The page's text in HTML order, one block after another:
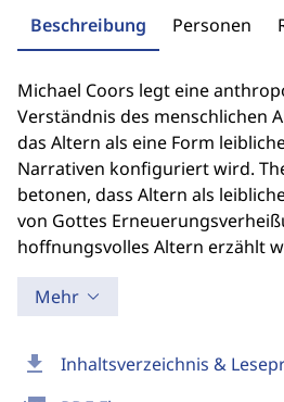
download Inhaltsverzeichnis &
Beschreibung Personen
Michael Coors legt eine
Verständnis des menschlichen
das Altern als eine Form
Narrativen konfiguriert wird.
betonen, dass Altern als
von Gottes
hoffnungsvolles Altern erzählt
Mehr